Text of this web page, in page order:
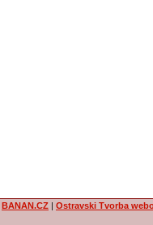
BANAN.CZ | Ostravski Tvorba